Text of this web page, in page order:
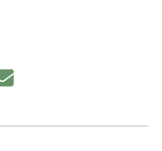
Share